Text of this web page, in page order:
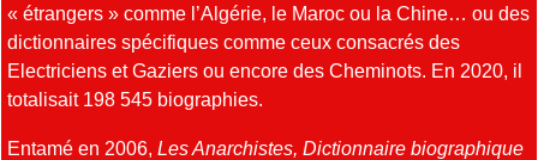
« étrangers » comme l’Algérie, le Maroc ou la Chine… ou des
dictionnaires spécifiques comme ceux consacrés des
Electriciens et Gaziers ou encore des Cheminots. En 2020, il
totalisait 198 545 biographies.
Entamé en 2006, Les Anarchistes, Dictionnaire biographique